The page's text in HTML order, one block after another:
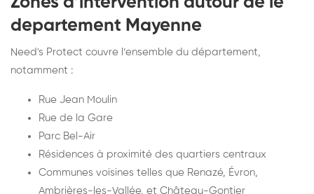
departement Mayenne
Need's Protect couvre l’ensemble du département,
notamment :
Rue Jean Moulin
Rue de la Gare
Parc Bel-Air
Résidences à proximité des quartiers centraux
Communes voisines telles que Renazé, Évron,
Ambrières-les-Vallée, et Château-Gontier